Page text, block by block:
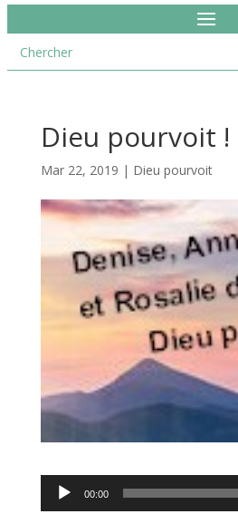
Dieu pourvoit !
Mar 22, 2019 | Dieu pourvoit
Lecteur
00:00